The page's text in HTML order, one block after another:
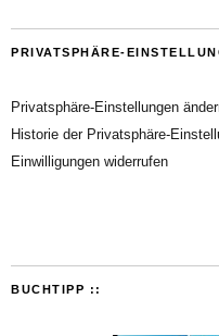
PRIVATSPHÄRE-
Privatsphäre-Einstellungen
Historie der Privatsphäre-
Einwilligungen widerrufen
BUCHTIPP ::